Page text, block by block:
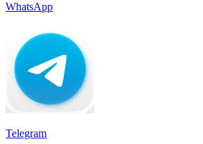
WhatsApp
Telegram